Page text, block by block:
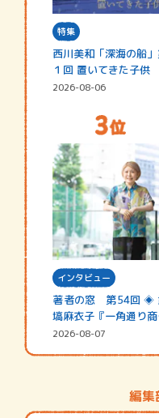
特集
西川美和「深海の船
１回 置いてきた子供
2026-08-06
インタビュー
著者の窓 第54回 ◈
塙麻衣子『一角通り商
街の…
2026-08-07
編集